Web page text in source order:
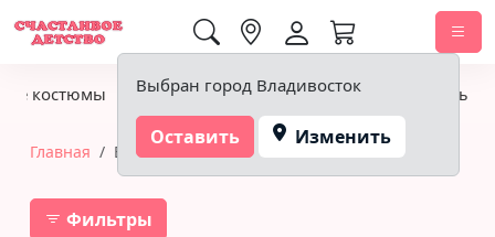
Выбран город Владивосток
Оставить Изменить
костюмы Бижутерия и украшения Элементы
Главная Бижутерия и украшения
Фильтры